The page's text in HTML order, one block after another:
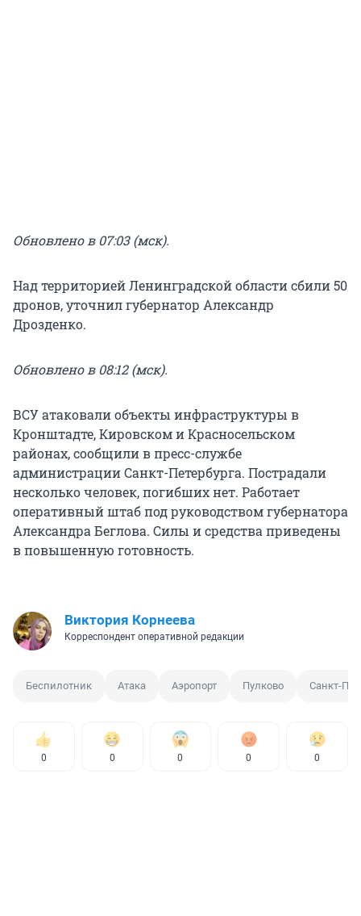
Обновлено в 07:03 (мск).
Над территорией Ленинградской области сбили 50
дронов, уточнил губернатор Александр
Дрозденко.
Обновлено в 08:12 (мск).
ВСУ атаковали объекты инфраструктуры в
Кронштадте, Кировском и Красносельском
районах, сообщили в пресс-службе
администрации Санкт-Петербурга. Пострадали
несколько человек, погибших нет. Работает
оперативный штаб под руководством губернатора
Александра Беглова. Силы и средства приведены
в повышенную готовность.
Виктория Корнеева
Корреспондент оперативной редакции
Беспилотник Атака Аэропорт Пулково Санкт-
0 0 0 0 0